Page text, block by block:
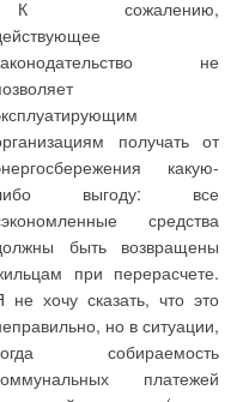
К сожалению,
не
получать от
какую-
выгоду: все
средства
быть возвращены
при перерасчете.
не хочу сказать, что это
но в ситуации,
собираемость
платежей
(управление группой из
трех насосов), подпитки
СО, подпитки
технологической сети,
общей подпитки (смену
насосов основной/
резервный и резервного
при выходе из строя
основного);
управление насосами
экономайзеров котлов
(включение и
выключение
осуществляется
совместно с горелками
соответствующих